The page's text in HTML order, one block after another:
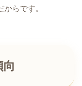
らです。